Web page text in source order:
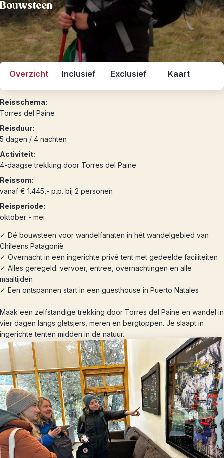
Bouwsteen
Overzicht Inclusief Exclusief Kaart
Reisschema:
Torres del Paine
Reisduur:
5 dagen / 4 nachten
Activiteit:
4-daagse trekking door Torres del Paine
Reissom:
vanaf € 1.445,- p.p. bij 2 personen
Reisperiode:
oktober - mei
✓ Dé bouwsteen voor wandelfanaten in hét wandelgebied van
Chileens Patagonië
✓ Overnacht in een ingerichte privé tent met gedeelde faciliteiten
✓ Alles geregeld: vervoer, entree, overnachtingen en alle
maaltijden
✓ Een ontspannen start in een guesthouse in Puerto Natales
Maak een zelfstandige trekking door Torres del Paine en wandel in
vier dagen langs gletsjers, meren en bergtoppen. Je slaapt in
ingerichte tenten midden in de natuur.